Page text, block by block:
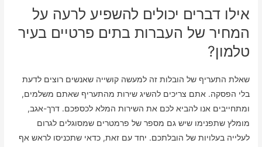
אילו דברים יכולים להשפיע לרעה על
המחיר של העברות בתים פרטיים בעיר
טלמון?
שאלת התעריף של הובלות זה למעשה קושייה שאנשים רוצים לדעת
בלי הפסקה. אתם צריכים להשיג שירות מהתעריף שאתם משלמים,
ומתחייבים אנו להביא לכם את השירות המלא לכספכם. דרך-אגב,
מומלץ שתפנימו שיש גם מספר של פרמטרים שמסוגלים לגרום
לעלייה בעלויות של הובלתכם. יחד עם זאת, כדאי שתכניסו לראש אף